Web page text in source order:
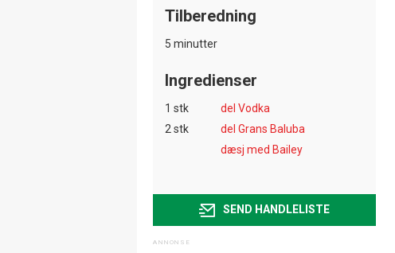
Tilberedning
5 minutter
Ingredienser
1 stk
del Vodka
2 stk
del Grans Baluba
dæsj med Bailey
SEND HANDLELISTE